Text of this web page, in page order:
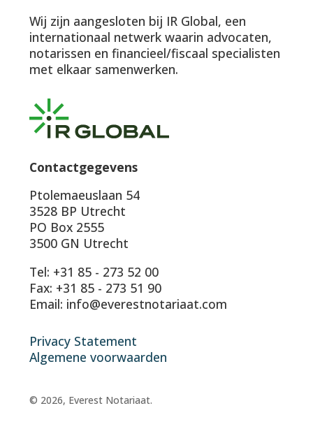
Wij zijn aangesloten bij IR Global, een
internationaal netwerk waarin advocaten,
notarissen en financieel/fiscaal specialisten
met elkaar samenwerken.
Contactgegevens
Ptolemaeuslaan 54
3528 BP Utrecht
PO Box 2555
3500 GN Utrecht
Tel: +31 85 - 273 52 00
Fax: +31 85 - 273 51 90
Email: info@everestnotariaat.com
Privacy Statement
Algemene voorwaarden
© 2026, Everest Notariaat.